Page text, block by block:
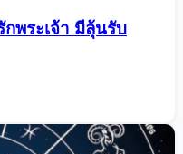
พระเจ้า มีลุ้นรับ